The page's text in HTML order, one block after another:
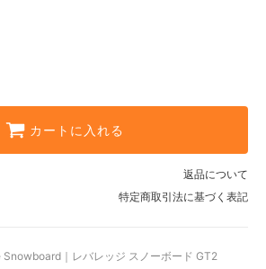
カートに入れる
返品について
特定商取引法に基づく表記
｜レバレッジ スノーボード GT2